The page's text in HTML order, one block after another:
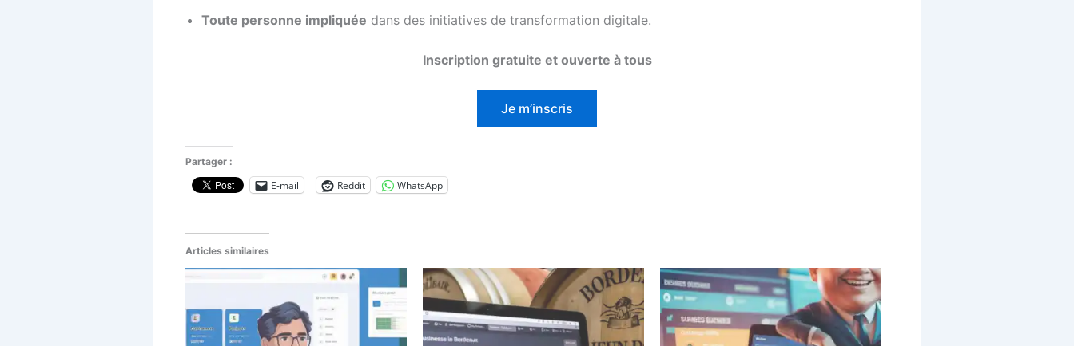
Toute personne impliquée dans des initiatives de transformation digitale.
Inscription gratuite et ouverte à tous
Je m’inscris
Partager :
E-mail Reddit WhatsApp
Articles similaires